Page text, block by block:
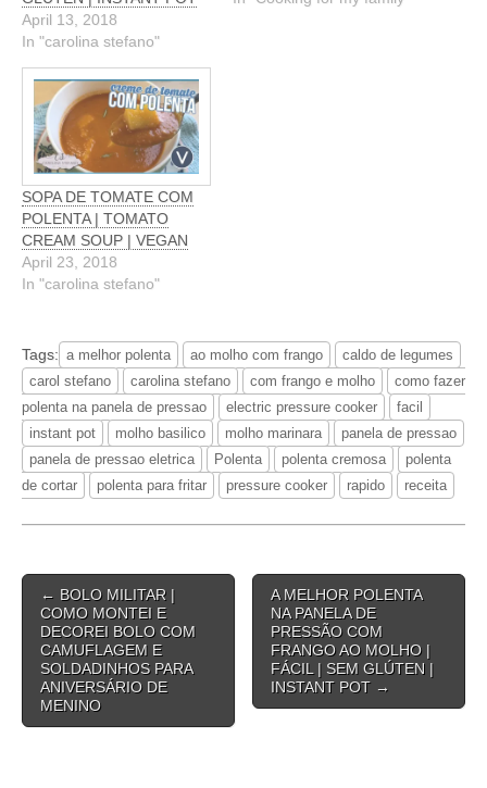
April 13, 2018
In "carolina stefano"
SOPA DE TOMATE COM
POLENTA | TOMATO
CREAM SOUP | VEGAN
April 23, 2018
In "carolina stefano"
Tags: a melhor polenta ao molho com frango
caldo de legumes
carol stefano
carolina stefano com frango e molho
como fazer
polenta na panela de pressao
electric pressure cooker
facil
instant pot
molho basilico molho marinara
panela de pressao
panela de pressao eletrica
Polenta polenta cremosa
polenta
de cortar
polenta para fritar pressure cooker rapido receita
Post
navigation
← BOLO MILITAR |
COMO MONTEI E
DECOREI BOLO COM
CAMUFLAGEM E
SOLDADINHOS PARA
ANIVERSÁRIO DE
MENINO
A MELHOR POLENTA
NA PANELA DE
PRESSÃO COM
FRANGO AO MOLHO |
FÁCIL | SEM GLÚTEN |
INSTANT POT →